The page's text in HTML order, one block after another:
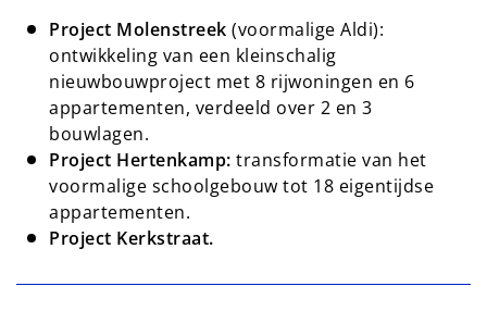
Project Molenstreek (voormalige Aldi):
ontwikkeling van een kleinschalig
nieuwbouwproject met 8 rijwoningen en 6
appartementen, verdeeld over 2 en 3
bouwlagen.
Project Hertenkamp: transformatie van het
voormalige schoolgebouw tot 18 eigentijdse
appartementen.
Project Kerkstraat.